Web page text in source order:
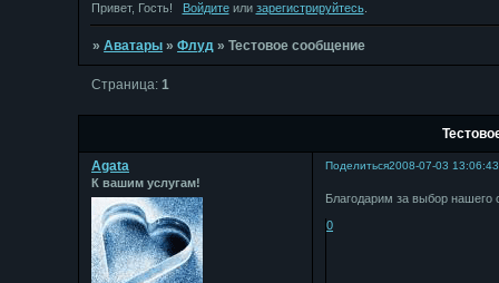
Привет, Гость! Войдитеили зарегистрируйтесь.
»Аватары »Флуд »Тестовое сообщение
Страница:1
Поделиться2008-07-03 13:06:43
Agata
К вашим услугам!
Благодарим за выбор нашего
0